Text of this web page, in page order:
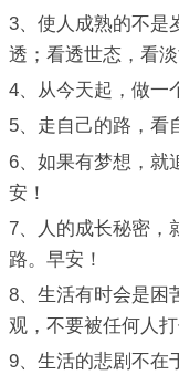
3、使人成熟的不是
透；看透世态，看
4、从今天起，做一
5、走自己的路，看
6、如果有梦想，就
安！
7、人的成长秘密，
路。早安！
8、生活有时会是困
观，不要被任何人打
9、生活的悲剧不在